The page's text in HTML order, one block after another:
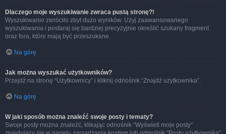
Dlaczego moje wyszukiwanie zwraca pustą stronę?!
Wyszukiwanie zwróciło zbyt dużo wyników. Użyj zaawansowanego
wyszukiwania i postaraj się bardziej precyzyjnie określić szukany fragment
oraz fora, które mają być przeszukane.
Na górę
Jak można wyszukać użytkowników?
Przejdź na stronę “Użytkownicy” i kliknij odnośnik “Znajdź użytkownika”.
Na górę
W jaki sposób można znaleźć swoje posty i tematy?
Swoje posty można znaleźć, klikając odnośnik “Wyświetl moje posty”